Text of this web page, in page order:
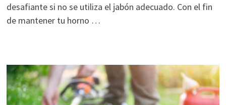
desafiante si no se utiliza el jabón adecuado. Con el fin
de mantener tu horno …